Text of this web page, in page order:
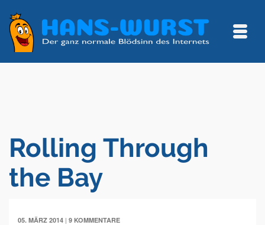
Rolling Through
the Bay
05. MÄRZ 2014 | 9 KOMMENTARE